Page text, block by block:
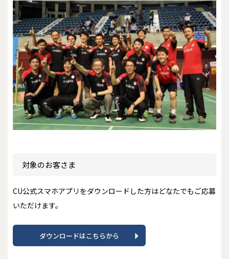
対象のお客さま
CU公式スマホアプリをダウンロードした方はどなたでもご応募
いただけます。
ダウンロードはこちらから